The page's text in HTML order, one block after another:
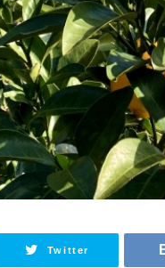
Twitter